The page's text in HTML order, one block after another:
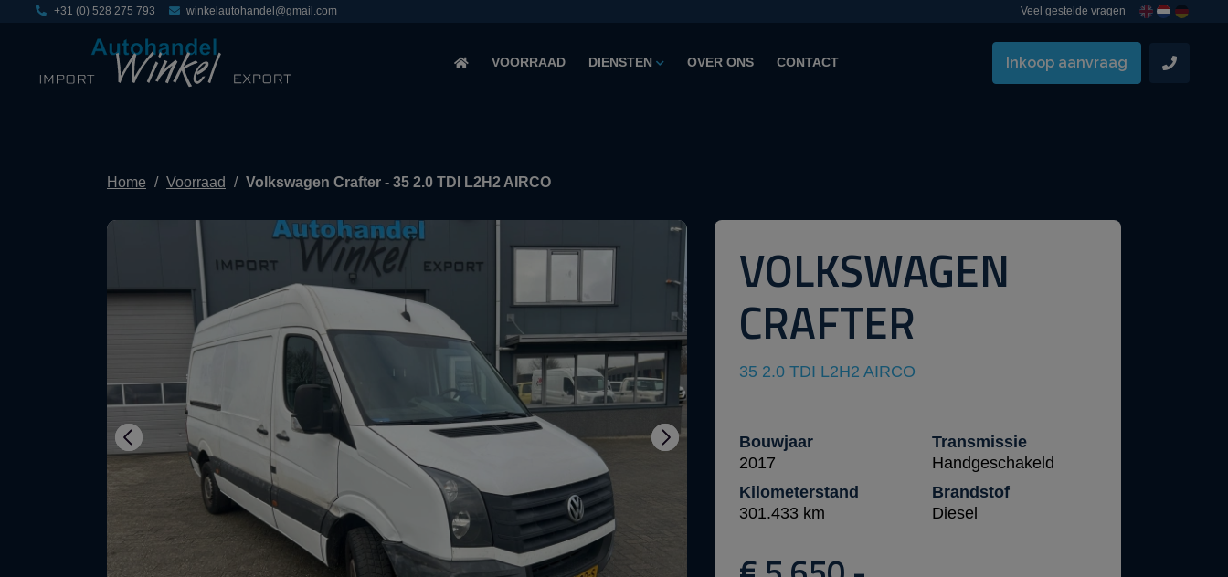
+31 (0) 528 275 793 winkelautohandel@gmail.com Veel gestelde vragen
VOORRAAD DIENSTEN OVER ONS CONTACT Inkoop aanvraag
Home Voorraad Volkswagen Crafter - 35 2.0 TDI L2H2 AIRCO
VOLKSWAGEN
CRAFTER
35 2.0 TDI L2H2 AIRCO
Bouwjaar
2017
Transmissie
Handgeschakeld
Kilometerstand
301.433 km
Brandstof
Diesel